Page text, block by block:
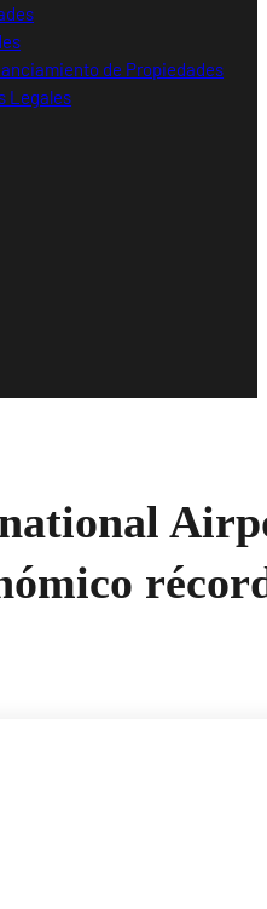
de Propiedades
Legales